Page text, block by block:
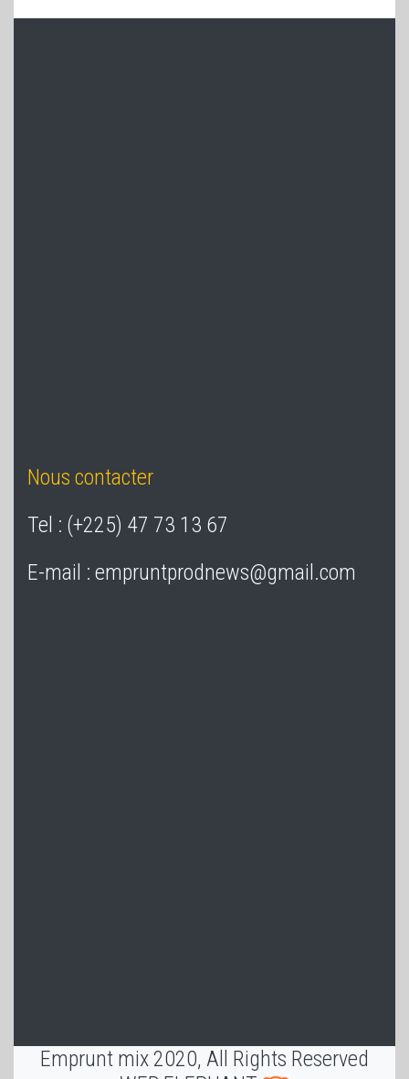
Nous contacter
Tel : (+225) 47 73 13 67
E-mail : empruntprodnews@gmail.com
Emprunt mix 2020, All Rights Reserved